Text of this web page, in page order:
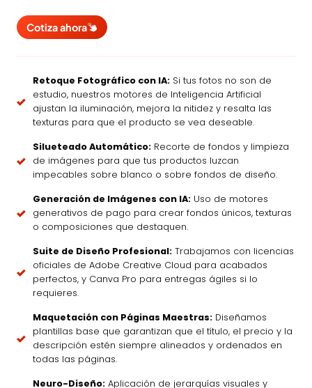
Cotiza ahora
Retoque Fotográfico con IA:Si tus fotos no son de
estudio, nuestros motores de Inteligencia Artificial
ajustan la iluminación, mejora la nitidez y resalta las
texturas para que el producto se vea deseable.
Silueteado Automático:Recorte de fondos y limpieza
de imágenes para que tus productos luzcan
impecables sobre blanco o sobre fondos de diseño.
Generación de Imágenes con IA:Uso de motores
generativos de pago para crear fondos únicos, texturas
o composiciones que destaquen.
Suite de Diseño Profesional:Trabajamos con licencias
oficiales de Adobe Creative Cloud para acabados
perfectos, y Canva Pro para entregas ágiles si lo
requieres.
Maquetación con Páginas Maestras:Diseñamos
plantillas base que garantizan que el título, el precio y la
descripción estén siempre alineados y ordenados en
todas las páginas.
Neuro-Diseño:Aplicación de jerarquías visuales y